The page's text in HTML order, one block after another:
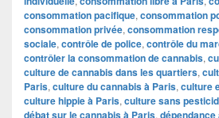
consommation pacifique, consommation
consommation privée, consommation
sociale, contrôle de police, contrôle du
contrôler la consommation de cannabis,
culture de cannabis dans les quartiers,
Paris, culture du cannabis à Paris, culture
culture hippie à Paris, culture sans
débat sur le cannabis à Paris,